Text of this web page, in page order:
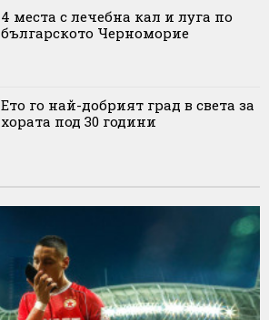
4 места с лечебна кал и луга по
българското Черноморие
Ето го най-добрият град в света за
хората под 30 години